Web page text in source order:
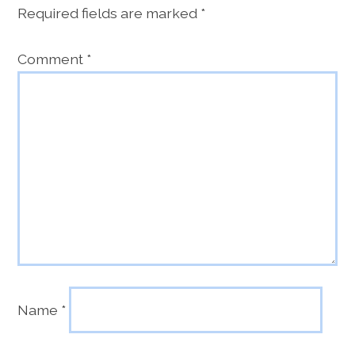
Required fields are marked *
Comment *
Name *